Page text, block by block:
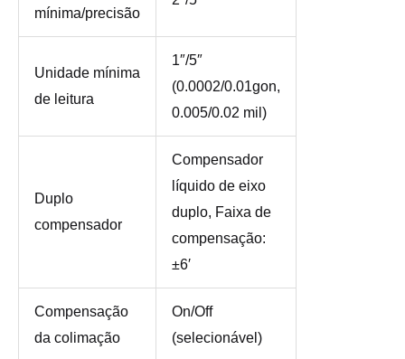
mínima/precisão
Unidade mínima
de leitura
1″/5″
(0.0002/0.01gon,
0.005/0.02 mil)
Duplo
compensador
Compensador
líquido de eixo
duplo, Faixa de
compensação:
±6′
Compensação
da colimação
On/Off
(selecionável)